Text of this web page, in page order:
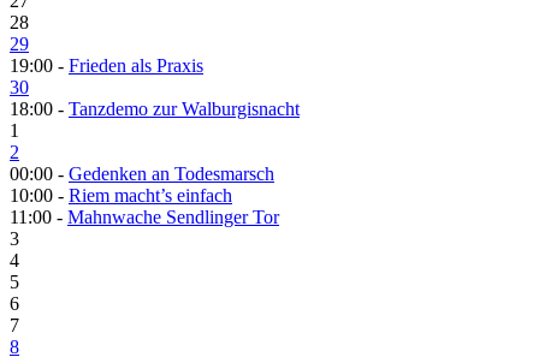
28
29
19:00 - Frieden als Praxis
30
18:00 - Tanzdemo zur Walburgisnacht
1
2
00:00 - Gedenken an Todesmarsch
10:00 - Riem macht’s einfach
11:00 - Mahnwache Sendlinger Tor
3
4
5
6
7
8